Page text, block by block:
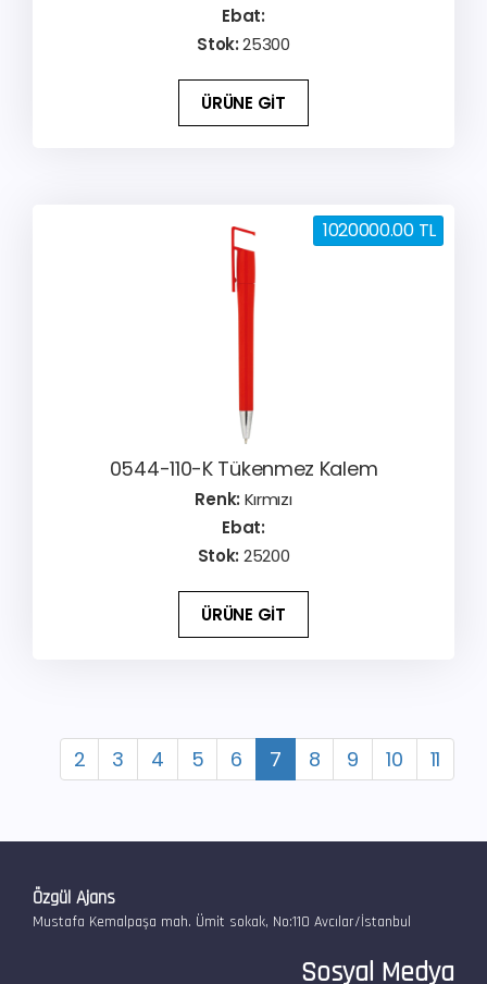
Ebat:
Stok:25300
ÜRÜNE GİT
0544-110-K Tükenmez Kalem
Renk: Kırmızı
Ebat:
Stok: 25200
ÜRÜNE GİT
1020000.00 TL
2 3 4 5 6 7 8 9 10 11
Özgül Ajans
Mustafa Kemalpaşa mah. Ümit sokak, No:110 Avcılar/İstanbul
Sosyal Medya